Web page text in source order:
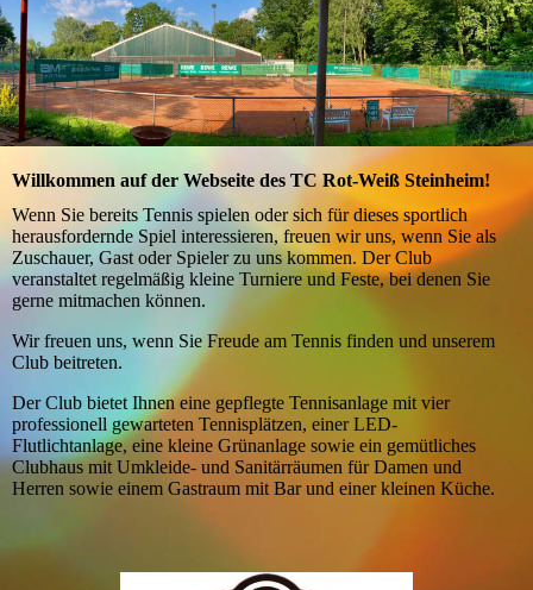
Willkommen auf der Webseite des TC Rot-Weiß Steinheim!
Wenn Sie bereits Tennis spielen oder sich für dieses sportlich
herausfordernde Spiel interessieren, freuen wir uns, wenn Sie als
Zuschauer, Gast oder Spieler zu uns kommen. Der Club
veranstaltet regelmäßig kleine Turniere und Feste, bei denen Sie
gerne mitmachen können.
Wir freuen uns, wenn Sie Freude am Tennis finden und unserem
Club beitreten.
Der Club bietet Ihnen eine gepflegte Tennisanlage mit vier
professionell gewarteten Tennisplätzen, einer LED-
Flutlichtanlage, eine kleine Grünanlage sowie ein gemütliches
Clubhaus mit Umkleide- und Sanitärräumen für Damen und
Herren sowie einem Gastraum mit Bar und einer kleinen Küche.